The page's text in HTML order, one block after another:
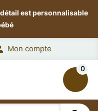
est personnalisable
Mon compte
0